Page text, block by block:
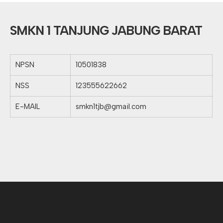
SMKN 1 TANJUNG JABUNG BARAT
NPSN 10501838
NSS 123555622662
E-MAIL smkn1tjb@gmail.com